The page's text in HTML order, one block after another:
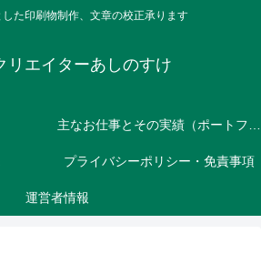
た印刷物制作、文章の校正承ります
リエイターあしのすけ
主なお仕事とその実績（ポートフォリオ）
プライバシーポリシー・免責事項
運営者情報